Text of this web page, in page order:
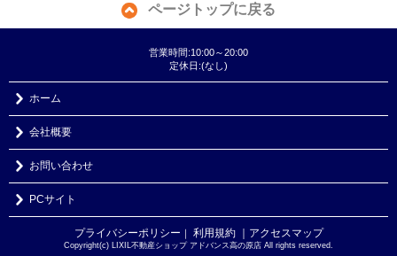
ページトップに戻る
営業時間:10:00～20:00
定休日:(なし)
ホーム
会社概要
お問い合わせ
PCサイト
プライバシーポリシー ｜ 利用規約 ｜アクセスマップ
Copyright(c) LIXIL不動産ショップ アドバンス高の原店 All rights reserved.